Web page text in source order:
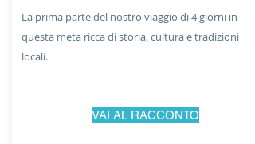
La prima parte del nostro viaggio di 4 giorni in
questa meta ricca di storia, cultura e tradizioni
locali.
VAI AL RACCONTO